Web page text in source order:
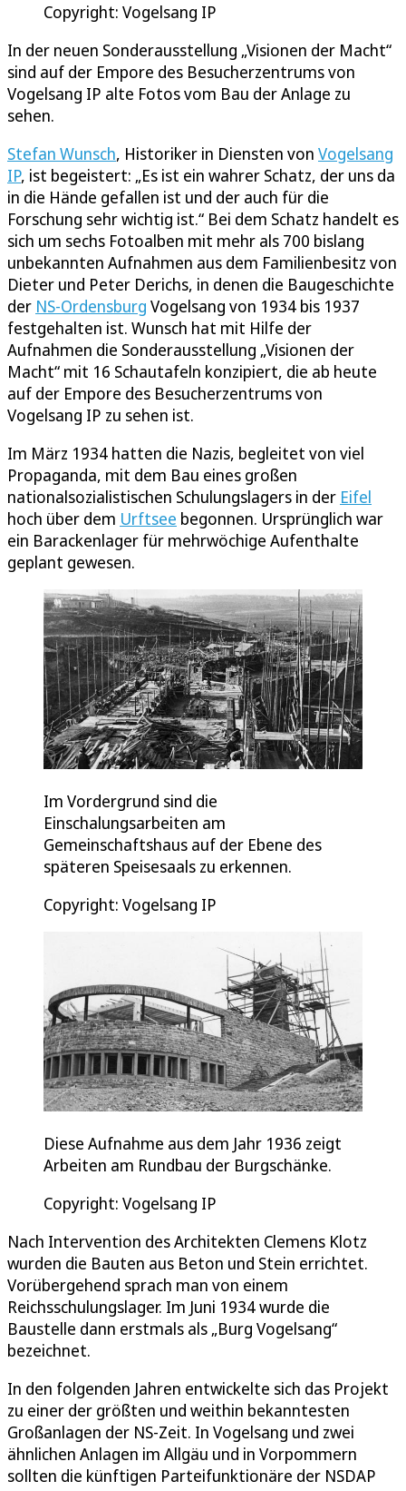
Copyright: Vogelsang IP
In der neuen Sonderausstellung „Visionen der Macht“
sind auf der Empore des Besucherzentrums von
Vogelsang IP alte Fotos vom Bau der Anlage zu
sehen.
Stefan Wunsch, Historiker in Diensten von Vogelsang
IP, ist begeistert: „Es ist ein wahrer Schatz, der uns da
in die Hände gefallen ist und der auch für die
Forschung sehr wichtig ist.“ Bei dem Schatz handelt es
sich um sechs Fotoalben mit mehr als 700 bislang
unbekannten Aufnahmen aus dem Familienbesitz von
Dieter und Peter Derichs, in denen die Baugeschichte
der NS-Ordensburg Vogelsang von 1934 bis 1937
festgehalten ist. Wunsch hat mit Hilfe der
Aufnahmen die Sonderausstellung „Visionen der
Macht“ mit 16 Schautafeln konzipiert, die ab heute
auf der Empore des Besucherzentrums von
Vogelsang IP zu sehen ist.
Im März 1934 hatten die Nazis, begleitet von viel
Propaganda, mit dem Bau eines großen
nationalsozialistischen Schulungslagers in der Eifel
hoch über dem Urftsee begonnen. Ursprünglich war
ein Barackenlager für mehrwöchige Aufenthalte
geplant gewesen.
Im Vordergrund sind die
Einschalungsarbeiten am
Gemeinschaftshaus auf der Ebene des
späteren Speisesaals zu erkennen.
Copyright: Vogelsang IP
Diese Aufnahme aus dem Jahr 1936 zeigt
Arbeiten am Rundbau der Burgschänke.
Copyright: Vogelsang IP
Nach Intervention des Architekten Clemens Klotz
wurden die Bauten aus Beton und Stein errichtet.
Vorübergehend sprach man von einem
Reichsschulungslager. Im Juni 1934 wurde die
Baustelle dann erstmals als „Burg Vogelsang“
bezeichnet.
In den folgenden Jahren entwickelte sich das Projekt
zu einer der größten und weithin bekanntesten
Großanlagen der NS-Zeit. In Vogelsang und zwei
ähnlichen Anlagen im Allgäu und in Vorpommern
sollten die künftigen Parteifunktionäre der NSDAP